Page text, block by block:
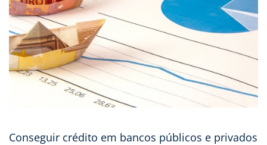
Conseguir crédito em bancos públicos e privados